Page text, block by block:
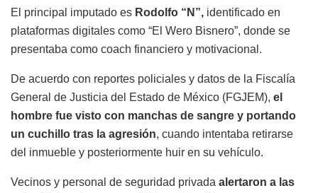
El principal imputado es Rodolfo “N”, identificado en
plataformas digitales como “El Wero Bisnero”, donde se
presentaba como coach financiero y motivacional.
De acuerdo con reportes policiales y datos de la Fiscalía
General de Justicia del Estado de México (FGJEM), el
hombre fue visto con manchas de sangre y portando
un cuchillo tras la agresión, cuando intentaba retirarse
del inmueble y posteriormente huir en su vehículo.
Vecinos y personal de seguridad privada alertaron a las